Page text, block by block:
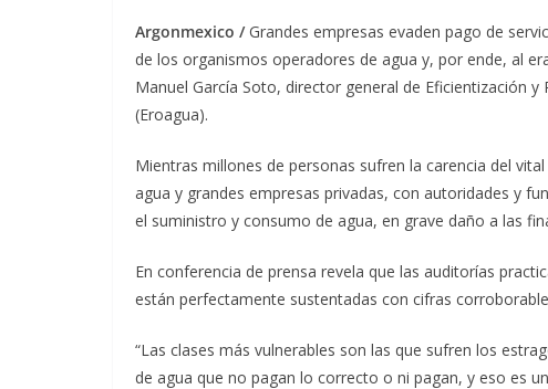
Argonmexico /Grandes empresas evaden pago de
de los organismos operadores de agua y, por ende, al
Manuel García Soto, director general de Eficientización
(Eroagua).
Mientras millones de personas sufren la carencia del
agua y grandes empresas privadas, con autoridades y
el suministro y consumo de agua, en grave daño a las
En conferencia de prensa revela que las auditorías
están perfectamente sustentadas con cifras
“Las clases más vulnerables son las que sufren los
de agua que no pagan lo correcto o ni pagan, y eso es